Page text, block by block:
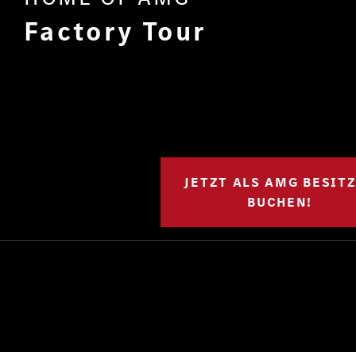
Factory Tour
JETZT ALS AMG
BUCHEN!